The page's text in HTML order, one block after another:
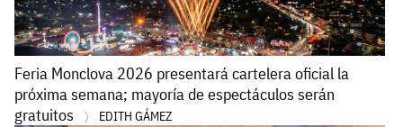
Feria Monclova 2026 presentará cartelera oficial la
próxima semana; mayoría de espectáculos serán
gratuitos
EDITH GÁMEZ